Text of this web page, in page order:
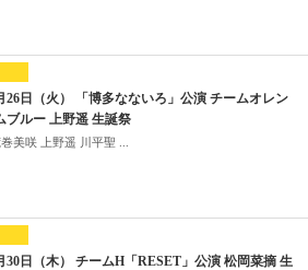
26日（火） 「博多なないろ」公演 チームオレン
ブルー 上野遥 生誕祭
美咲 上野遥 川平聖 ...
30日（木） チームH「RESET」公演 松岡菜摘 生